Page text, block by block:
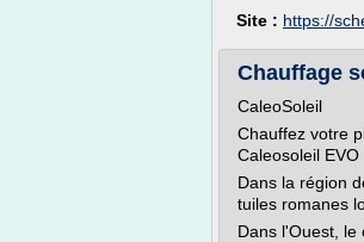
Site : https://
Chauffage
CaleoSoleil
Chauffez votre
Caleosoleil EVO
Dans la région
tuiles romanes
Dans l'Ouest, le